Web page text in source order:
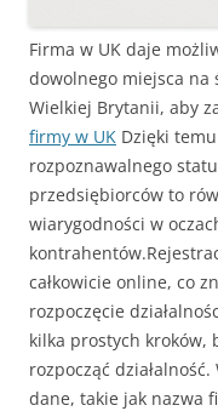
Firma w UK daje
dowolnego miejsca na
Wielkiej Brytanii, aby
firmy w UK Dzięki
rozpoznawalnego
przedsiębiorców to
wiarygodności w
całkowicie online, co
rozpoczęcie
kilka prostych kroków,
rozpocząć
dane, takie jak nazwa